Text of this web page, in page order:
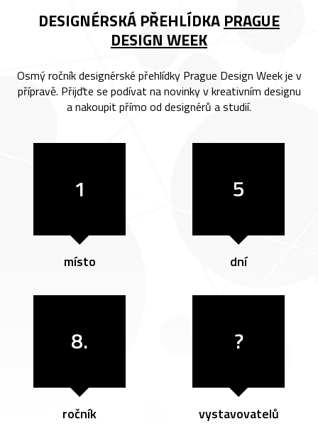
DESIGNÉRSKÁ PŘEHLÍDKA PRAGUE
DESIGN WEEK
Osmý ročník designérské přehlídky Prague Design Week je v
přípravě. Přijďte se podívat na novinky v kreativním designu
a nakoupit přímo od designérů a studií.
1
místo
5
dní
8.
ročník
?
vystavovatelů